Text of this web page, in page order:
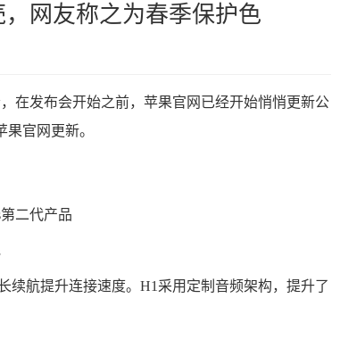
网友称之为春季保护色
在发布会开始之前，苹果官网已经开始悄悄更新公
官网更新。
二代产品
续航提升连接速度。H1采用定制音频架构，提升了